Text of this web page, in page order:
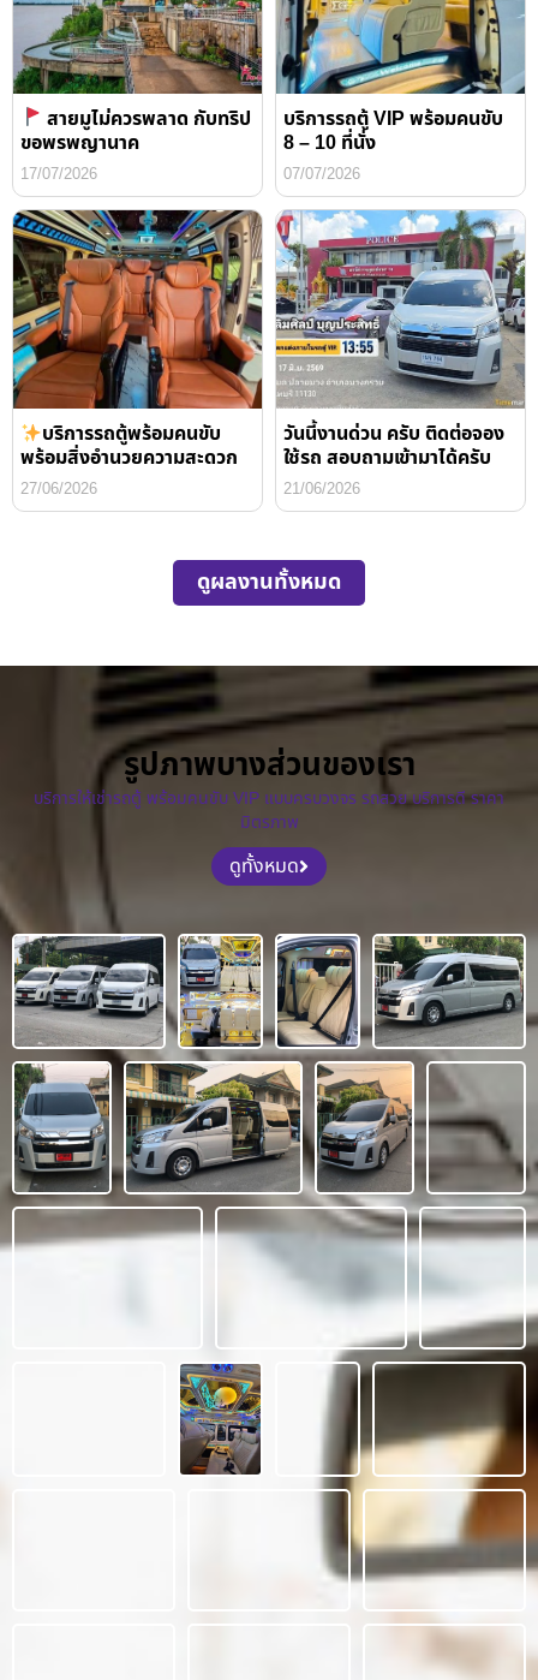
สายมูไม่ควรพลาด กับทริป
ขอพรพญานาค
17/07/2026
บริการรถตู้ VIP พร้อมคนขับ
8 – 10 ที่นั่ง
07/07/2026
บริการรถตู้พร้อมคนขับ
พร้อมสิ่งอำนวยความสะดวก
27/06/2026
วันนี้งานด่วน ครับ ติดต่อจอง
ใช้รถ สอบถามเข้ามาได้ครับ
21/06/2026
ดูผลงานทั้งหมด
รูปภาพบางส่วนของเรา
บริการให้เช่ารถตู้ พร้อมคนขับ VIP แบบครบวงจร รถสวย บริการดี ราคา
มิตรภาพ
ดูทั้งหมด